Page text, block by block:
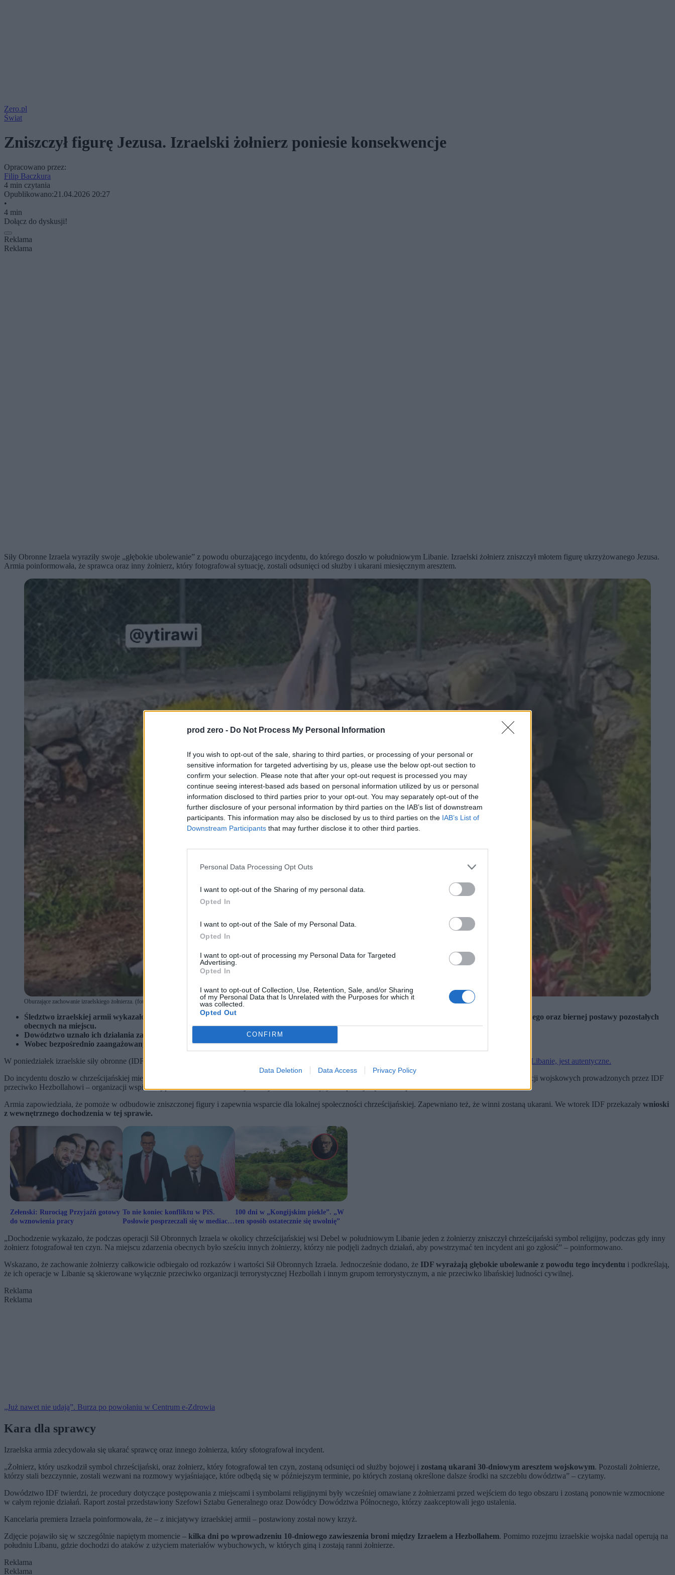
prod zero - Do Not Process My Personal Information
If you wish to opt-out of the sale, sharing to third parties, or processing of your personal or
sensitive information for targeted advertising by us, please use the below opt-out section to
confirm your selection. Please note that after your opt-out request is processed you may
continue seeing interest-based ads based on personal information utilized by us or personal
information disclosed to third parties prior to your opt-out. You may separately opt-out of the
further disclosure of your personal information by third parties on the IAB’s list of downstream
participants. This information may also be disclosed by us to third parties on the IAB’s List of
Downstream Participants that may further disclose it to other third parties.
Personal Data Processing Opt Outs
I want to opt-out of the Sharing of my personal data.
Opted In
I want to opt-out of the Sale of my Personal Data.
Opted In
I want to opt-out of processing my Personal Data for Targeted
Advertising.
Opted In
I want to opt-out of Collection, Use, Retention, Sale, and/or Sharing
of my Personal Data that Is Unrelated with the Purposes for which it
was collected.
Opted Out
CONFIRM
Data Deletion Data Access Privacy Policy
Zero.pl
Świat
Zniszczył figurę Jezusa. Izraelski żołnierz poniesie konsekwencje
Opracowano przez:
Filip Baczkura
4 min czytania
Opublikowano:21.04.2026 20:27
•
4 min
Dołącz do dyskusji!
Reklama
Reklama
Siły Obronne Izraela wyraziły swoje „głębokie ubolewanie” z powodu oburzającego incydentu, do którego doszło w południowym Libanie. Izraelski żołnierz zniszczył młotem figurę ukrzyżowanego Jezusa.
Armia poinformowała, że sprawca oraz inny żołnierz, który fotografował sytuację, zostali odsunięci od służby i ukarani miesięcznym aresztem.
Oburzające zachowanie izraelskiego żołnierza. (fot. ytirawi / X)
Śledztwo izraelskiej armii wykazało, że podczas operacji w południowym Libanie żołnierze dopuścili się zniszczenia chrześcijańskiego symbolu religijnego oraz biernej postawy pozostałych
obecnych na miejscu.
Dowództwo uznało ich działania za rażące naruszenie regulaminu i wartości IDF.
Wobec bezpośrednio zaangażowanych osób zastosowano kary dyscyplinarne.
W poniedziałek izraelskie siły obronne (IDF) potwierdziły, że krążące w mediach społecznościowych zdjęcie, na którym
widać żołnierza niszczącego figurę Jezusa w Libanie, jest autentyczne.
Do incydentu doszło w chrześcijańskiej miejscowości Debel, położonej w pobliżu granicy z Izraelem. Region ten w ostatnim czasie był miejscem intensywnych operacji wojskowych prowadzonych przez IDF
przeciwko Hezbollahowi – organizacji wspieranej przez Iran. Działania obejmowały zarówno naloty, jak i operacje lądowe na południu Libanu.
Armia zapowiedziała, że pomoże w odbudowie zniszczonej figury i zapewnia wsparcie dla lokalnej społeczności chrześcijańskiej. Zapewniano też, że winni zostaną ukarani. We wtorek IDF przekazały wnioski
z wewnętrznego dochodzenia w tej sprawie.
Zełenski: Rurociąg Przyjaźń gotowy
do wznowienia pracy
To nie koniec konfliktu w PiS.
Posłowie posprzeczali się w mediach
100 dni w „Kongijskim piekle”. „W
ten sposób ostatecznie się uwolnię”
„Dochodzenie wykazało, że podczas operacji Sił Obronnych Izraela w okolicy chrześcijańskiej wsi Debel w południowym Libanie jeden z żołnierzy zniszczył chrześcijański symbol religijny, podczas gdy inny
żołnierz fotografował ten czyn. Na miejscu zdarzenia obecnych było sześciu innych żołnierzy, którzy nie podjęli żadnych działań, aby powstrzymać ten incydent ani go zgłosić” – poinformowano.
Wskazano, że zachowanie żołnierzy całkowicie odbiegało od rozkazów i wartości Sił Obronnych Izraela. Jednocześnie dodano, że IDF wyrażają głębokie ubolewanie z powodu tego incydentu i podkreślają,
że ich operacje w Libanie są skierowane wyłącznie przeciwko organizacji terrorystycznej Hezbollah i innym grupom terrorystycznym, a nie przeciwko libańskiej ludności cywilnej.
Reklama
Reklama
„Już nawet nie udają”. Burza po powołaniu w Centrum e-Zdrowia
Kara dla sprawcy
Izraelska armia zdecydowała się ukarać sprawcę oraz innego żołnierza, który sfotografował incydent.
„Żołnierz, który uszkodził symbol chrześcijański, oraz żołnierz, który fotografował ten czyn, zostaną odsunięci od służby bojowej i zostaną ukarani 30-dniowym aresztem wojskowym. Pozostali żołnierze,
którzy stali bezczynnie, zostali wezwani na rozmowy wyjaśniające, które odbędą się w późniejszym terminie, po których zostaną określone dalsze środki na szczeblu dowództwa” – czytamy.
Dowództwo IDF twierdzi, że procedury dotyczące postępowania z miejscami i symbolami religijnymi były wcześniej omawiane z żołnierzami przed wejściem do tego obszaru i zostaną ponownie wzmocnione
w całym rejonie działań. Raport został przedstawiony Szefowi Sztabu Generalnego oraz Dowódcy Dowództwa Północnego, którzy zaakceptowali jego ustalenia.
Kancelaria premiera Izraela poinformowała, że – z inicjatywy izraelskiej armii – postawiony został nowy krzyż.
Zdjęcie pojawiło się w szczególnie napiętym momencie – kilka dni po wprowadzeniu 10-dniowego zawieszenia broni między Izraelem a Hezbollahem. Pomimo rozejmu izraelskie wojska nadal operują na
południu Libanu, gdzie dochodzi do ataków z użyciem materiałów wybuchowych, w których giną i zostają ranni żołnierze.
Reklama
Reklama